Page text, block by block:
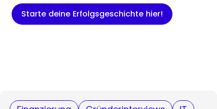
Starte deine Erfolgsgeschichte hier!